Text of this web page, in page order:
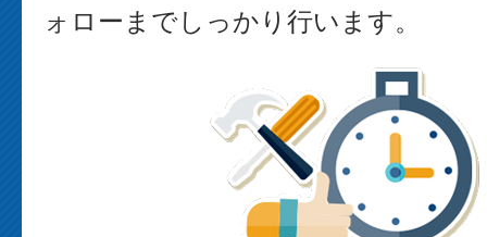
ォローまでしっかり行います。